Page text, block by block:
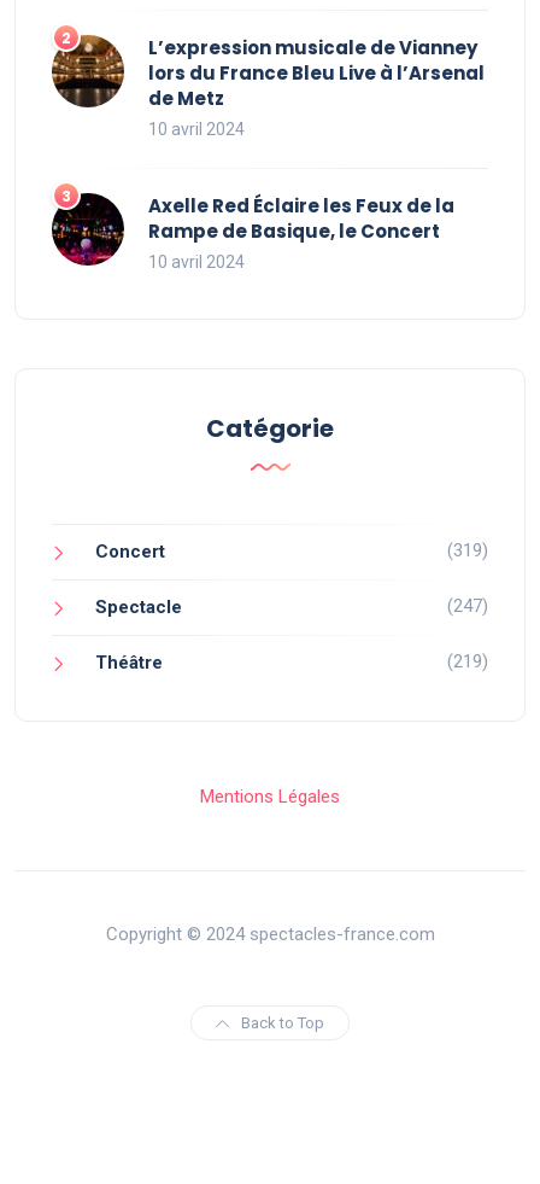
L’expression musicale de Vianney
lors du France Bleu Live à l’Arsenal
de Metz
10 avril 2024
Axelle Red Éclaire les Feux de la
Rampe de Basique, le Concert
10 avril 2024
Catégorie
Concert (319)
Spectacle (247)
Théâtre (219)
Mentions Légales
Copyright © 2024 spectacles-france.com
Back to Top